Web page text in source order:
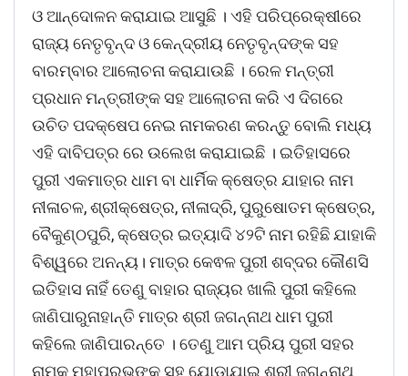
ଓ ଆନ୍ଦୋଳନ କରାଯାଇ ଆସୁଛି । ଏହି ପରିପ୍ରେକ୍ଷୀରେ
ରାଜ୍ୟ ନେତୃବୃନ୍ଦ ଓ କେନ୍ଦ୍ରୀୟ ନେତୃବୃନ୍ଦଙ୍କ ସହ
ବାରମ୍ବାର ଆଲୋଚନା କରାଯାଉଛି । ରେଳ ମନ୍ତ୍ରୀ
ପ୍ରଧାନ ମନ୍ତ୍ରୀଙ୍କ ସହ ଆଲୋଚନା କରି ଏ ଦିଗରେ
ଉଚିତ ପଦକ୍ଷେପ ନେଇ ନାମକରଣ କରନ୍ତୁ ବୋଲି ମଧ୍ୟ
ଏହି ଦାବିପତ୍ର ରେ ଉଲେଖ କରାଯାଇଛି । ଇତିହାସରେ
ପୁରୀ ଏକମାତ୍ର ଧାମ ବା ଧାର୍ମିକ କ୍ଷେତ୍ର ଯାହାର ନାମ
ନୀଳାଚଳ, ଶ୍ରୀକ୍ଷେତ୍ର, ନୀଳାଦ୍ରି, ପୁରୁଷୋତମ କ୍ଷେତ୍ର,
ବୈକୁଣ୍ଠପୁରି, କ୍ଷେତ୍ର ଇତ୍ୟାଦି ୪୨ଟି ନାମ ରହିଛି ଯାହାକି
ବିଶ୍ୱରେ ଅନନ୍ୟ। ମାତ୍ର କେଵଳ ପୁରୀ ଶବ୍ଦର କୌଣସି
ଇତିହାସ ନାହିଁ ତେଣୁ ବାହାର ରାଜ୍ୟର ଖାଲି ପୁରୀ କହିଲେ
ଜାଣିପାରୁନାହାନ୍ତି ମାତ୍ର ଶ୍ରୀ ଜଗନ୍ନାଥ ଧାମ ପୁରୀ
କହିଲେ ଜାଣିପାରନ୍ତେ । ତେଣୁ ଆମ ପ୍ରିୟ ପୁରୀ ସହର
ନାମକୁ ମହାପ୍ରଭୁଙ୍କ ସହ ଯୋଡ଼ାଯାଇ ଶ୍ରୀ ଜଗନ୍ନାଥ